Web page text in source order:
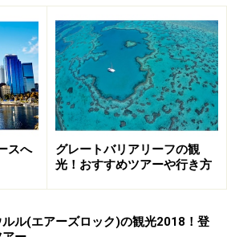
意味とは違う(?)ものを指しま
す。税金対策には欠かせませ
ん！
えは
こち
ら
都市名ではありません
（笑）。日常欠かせないもの
で、どこの家にもあるはず。
⇒答
えは
こち
ら
倹約家にはとくにうれしい！
あまりないかも？？
⇒答
こち
スへ
グレートバリアリーフの観
光！おすすめツアーや行き方
ル(エアーズロック)の観光2018！登